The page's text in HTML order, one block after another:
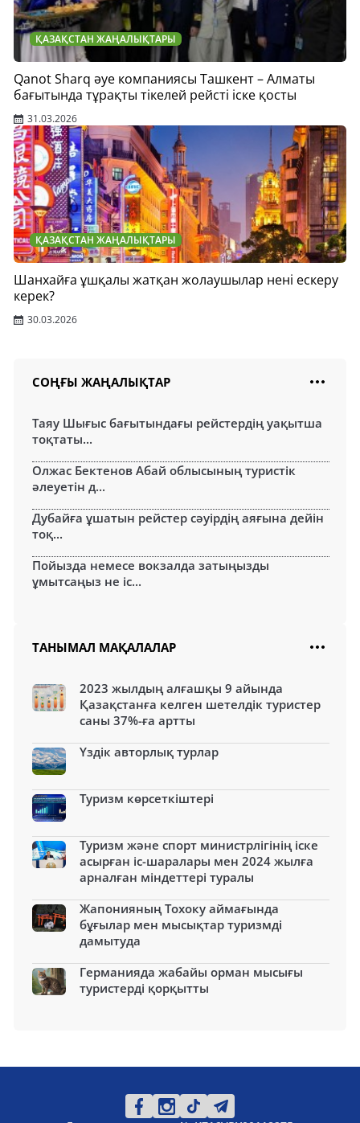
ҚАЗАҚСТАН ЖАҢАЛЫҚТАРЫ
Qanot Sharq әуе компаниясы Ташкент – Алматы
бағытында тұрақты тікелей рейсті іске қосты
31.03.2026
ҚАЗАҚСТАН ЖАҢАЛЫҚТАРЫ
Шанхайға ұшқалы жатқан жолаушылар нені ескеру
керек?
30.03.2026
СОҢҒЫ ЖАҢАЛЫҚТАР
Таяу Шығыс бағытындағы рейстердің уақытша
тоқтаты...
Олжас Бектенов Абай облысының туристік
әлеуетін д...
Дубайға ұшатын рейстер сәуірдің аяғына дейін
тоқ...
Пойызда немесе вокзалда затыңызды
ұмытсаңыз не іс...
ТАНЫМАЛ МАҚАЛАЛАР
2023 жылдың алғашқы 9 айында
Қазақстанға келген шетелдік туристер
саны 37%-ға артты
Үздік авторлық турлар
Туризм көрсеткіштері
Туризм және спорт министрлігінің іске
асырған іс-шаралары мен 2024 жылға
арналған міндеттері туралы
Жапонияның Тохоку аймағында
бұғылар мен мысықтар туризмді
дамытуда
Германияда жабайы орман мысығы
туристерді қорқытты